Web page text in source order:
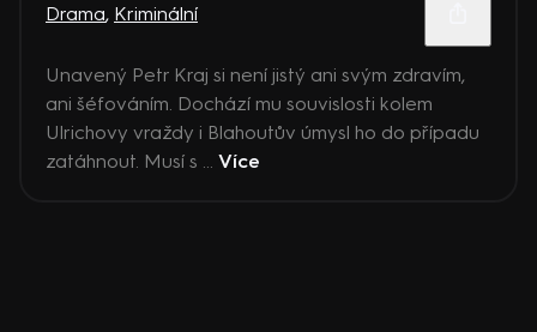
Drama, Kriminální
Unavený Petr Kraj si není jistý ani svým zdravím,
ani šéfováním. Dochází mu souvislosti kolem
Ulrichovy vraždy i Blahoutův úmysl ho do případu
zatáhnout. Musí s ... Více